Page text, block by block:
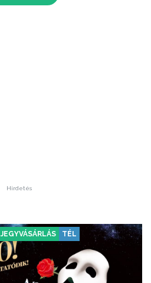
Hirdetés
JEGYVÁSÁRLÁS TÉL